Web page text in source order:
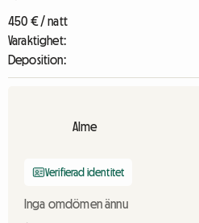
450 € / natt
Varaktighet:
Deposition:
Alme
Verifierad identitet
Inga omdömen ännu